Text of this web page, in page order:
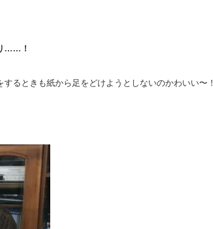
……！
るときも紙から足をどけようとしないのかわいい〜！